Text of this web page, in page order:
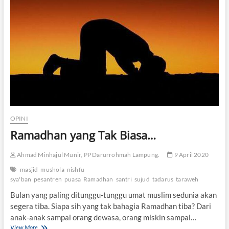
R
a
”
D
g
l
r
O
OPINI
Ramadhan yang Tak Biasa…
Ahmad Minhajul Munir, PP Darurrohmah Lampung.
9 April 2020
masjid mushola nishfu
sya'ban pesantren puasa Ramadhan santri sujud tadarus taraweh
Bulan yang paling ditunggu-tunggu umat muslim sedunia akan
segera tiba. Siapa sih yang tak bahagia Ramadhan tiba? Dari
anak-anak sampai orang dewasa, orang miskin sampai…
View MoreR